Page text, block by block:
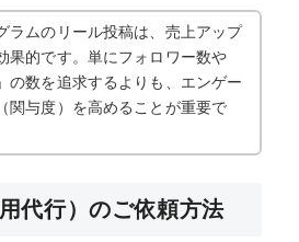
ラムのリール投稿は、売上アップ
果的です。単にフォロワー数や
の数を追求するよりも、エンゲー
関与度）を高めることが重要で
代行）のご依頼方法